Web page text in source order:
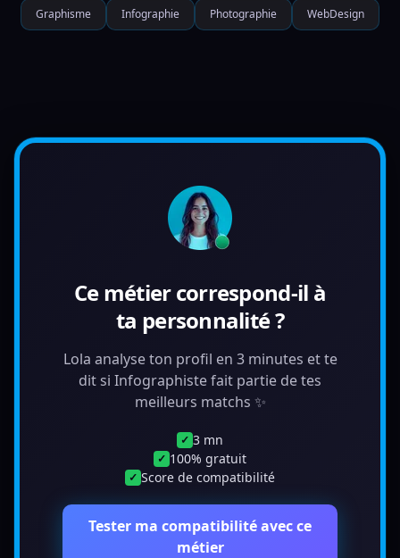
Graphisme Infographie Photographie WebDesign
Ce métier correspond-il à
ta personnalité ?
Lola analyse ton profil en 3 minutes et te
dit si Infographiste fait partie de tes
meilleurs matchs ✨
✓ 3 mn
✓ 100% gratuit
✓ Score de compatibilité
Tester ma compatibilité avec ce
métier